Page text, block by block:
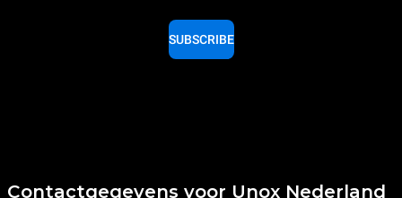
SUBSCRIBE
Contactgegevens voor Unox Nederland